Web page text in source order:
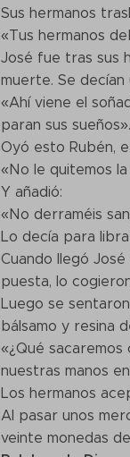
Sus hermanos
«Tus hermanos
José fue tras sus
muerte. Se decían
«Ahí viene el
paran sus sueños».
Oyó esto Rubén,
«No le quitemos la
Y añadió:
«No derraméis
Lo decía para
Cuando llegó
puesta, lo
Luego se
bálsamo y resina
«¿Qué
nuestras manos
Los hermanos
Al pasar unos
veinte monedas